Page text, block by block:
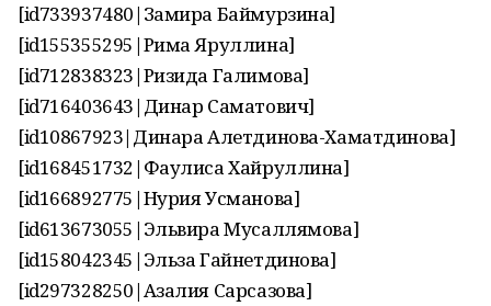
[id733937480|Замира Баймурзина]
[id155355295|Рима Яруллина]
[id712838323|Ризида Галимова]
[id716403643|Динар Саматович]
[id10867923|Динара Алетдинова-Хаматдинова]
[id168451732|Фаулиса Хайруллина]
[id166892775|Нурия Усманова]
[id613673055|Эльвира Мусаллямова]
[id158042345|Эльза Гайнетдинова]
[id297328250|Азалия Сарсазова]